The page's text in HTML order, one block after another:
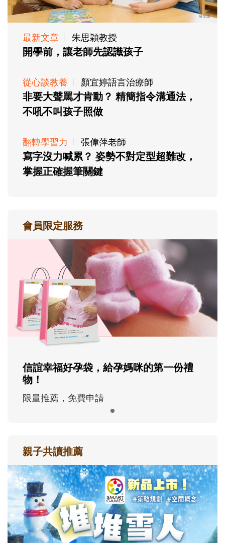
最新文章 朱思穎教授
開學前，讓老師先認識孩子
從心談教養 顏宜婷語言治療師
非要大聲罵才肯動？ 精簡指令溝通法，
不吼不叫孩子照做
翻轉學習力 張偉萍老師
寫字沒力喊累？ 姿勢不對定型超難改，
掌握正確握筆關鍵
會員限定服務
信誼幸福好孕袋，給孕媽咪的第一份禮
物！
限量推薦，免費申請
親子共讀推薦
最新活動